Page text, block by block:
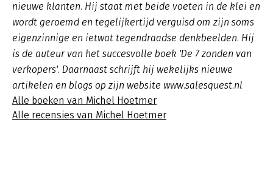
nieuwe klanten. Hij staat met beide voeten in de klei en
wordt geroemd en tegelijkertijd verguisd om zijn soms
eigenzinnige en ietwat tegendraadse denkbeelden. Hij
is de auteur van het succesvolle boek 'De 7 zonden van
verkopers'. Daarnaast schrijft hij wekelijks nieuwe
artikelen en blogs op zijn website www.salesquest.nl
Alle boeken van Michel Hoetmer
Alle recensies van Michel Hoetmer